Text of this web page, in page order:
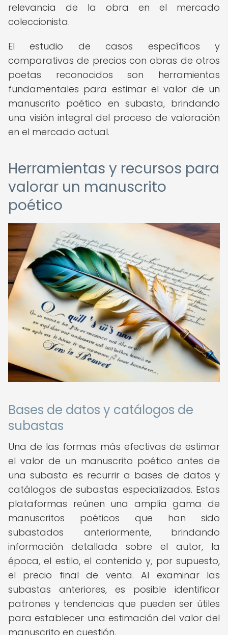
relevancia de la obra en el mercado
coleccionista.
El estudio de casos específicos y
comparativas de precios con obras de otros
poetas reconocidos son herramientas
fundamentales para estimar el valor de un
manuscrito poético en subasta, brindando
una visión integral del proceso de valoración
en el mercado actual.
Herramientas y recursos para
valorar un manuscrito
poético
Bases de datos y catálogos de
subastas
Una de las formas más efectivas de estimar
el valor de un manuscrito poético antes de
una subasta es recurrir a bases de datos y
catálogos de subastas especializados. Estas
plataformas reúnen una amplia gama de
manuscritos poéticos que han sido
subastados anteriormente, brindando
información detallada sobre el autor, la
época, el estilo, el contenido y, por supuesto,
el precio final de venta. Al examinar las
subastas anteriores, es posible identificar
patrones y tendencias que pueden ser útiles
para establecer una estimación del valor del
manuscrito en cuestión.